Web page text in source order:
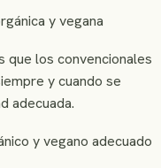
y vegana
que los convencionales
y cuando se
adecuada.
y vegano adecuado